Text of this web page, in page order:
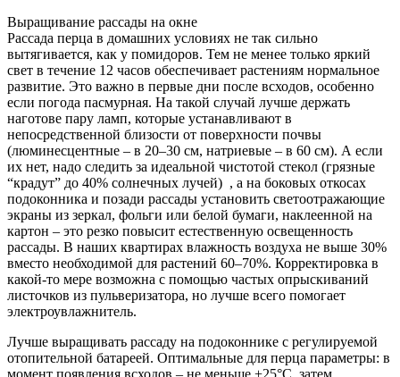
Выращивание рассады на окне
Рассада перца в домашних условиях не так сильно
вытягивается, как у помидоров. Тем не менее только яркий
свет в течение 12 часов обеспечивает растениям нормальное
развитие. Это важно в первые дни после всходов, особенно
если погода пасмурная. На такой случай лучше держать
наготове пару ламп, которые устанавливают в
непосредственной близости от поверхности почвы
(люминесцентные – в 20–30 см, натриевые – в 60 см). А если
их нет, надо следить за идеальной чистотой стекол (грязные
“крадут” до 40% солнечных лучей) , а на боковых откосах
подоконника и позади рассады установить светоотражающие
экраны из зеркал, фольги или белой бумаги, наклеенной на
картон – это резко повысит естественную освещенность
рассады. В наших квартирах влажность воздуха не выше 30%
вместо необходимой для растений 60–70%. Корректировка в
какой-то мере возможна с помощью частых опрыскиваний
листочков из пульверизатора, но лучше всего помогает
электроувлажнитель.
Лучше выращивать рассаду на подоконнике с регулируемой
отопительной батареей. Оптимальные для перца параметры: в
момент появления всходов – не меньше +25°С, затем